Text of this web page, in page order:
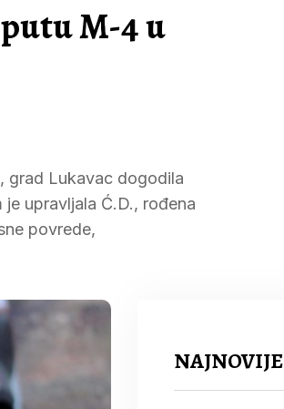
M-4 u
grad Lukavac dogodila
upravljala Ć.D., rođena
povrede,
NAJNOVIJE